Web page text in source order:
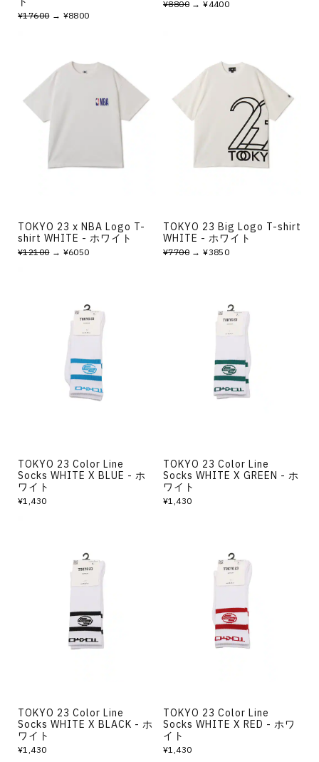
¥17600→ ¥8800
¥8800 → ¥4400
TOKYO 23 x NBA Logo T-
shirt WHITE - ホワイト
¥12100→ ¥6050
TOKYO 23 Big Logo T-shirt
WHITE - ホワイト
¥7700 → ¥3850
TOKYO 23 Color Line
Socks WHITE X BLUE - ホ
ワイト
¥1,430
TOKYO 23 Color Line
Socks WHITE X GREEN - ホ
ワイト
¥1,430
TOKYO 23 Color Line
Socks WHITE X BLACK - ホ
ワイト
¥1,430
TOKYO 23 Color Line
Socks WHITE X RED - ホワ
イト
¥1,430